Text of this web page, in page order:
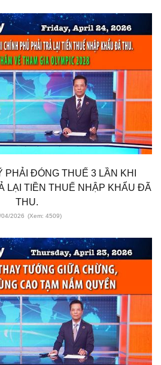
PHẢI ĐÓNG THUẾ 3 LẦN KHI
LẠI TIỀN THUẾ NHẬP KHẨU ĐÃ
THU.
04/2026 (Xem: 4509)